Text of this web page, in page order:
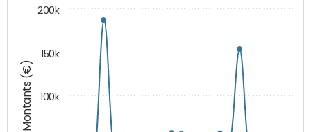
Montants (€) 100k
150k
200k